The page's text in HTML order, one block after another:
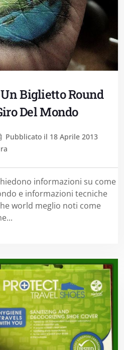
Biglietto Round
Del Mondo
Pubblicato il 18 Aprile 2013
informazioni su come
e informazioni tecniche
world meglio noti come